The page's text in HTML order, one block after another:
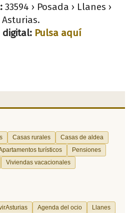
33594 › Posada › Llanes ›
Asturias.
digital: Pulsa aquí